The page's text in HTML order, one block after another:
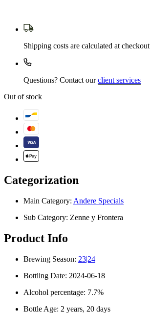
Shipping costs are calculated at checkout
Questions? Contact ourclient services
Out of stock
Categorization
Main Category: Andere Specials
Sub Category: Zenne y Frontera
Product Info
Brewing Season: 23|24
Bottling Date: 2024-06-18
Alcohol percentage: 7.7%
Bottle Age: 2 years, 20 days